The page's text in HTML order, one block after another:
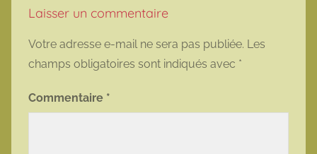
Laisser un commentaire
Votre adresse e-mail ne sera pas publiée. Les
champs obligatoires sont indiqués avec *
Commentaire *